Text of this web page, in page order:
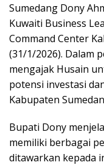
Sumedang Dony
Kuwaiti Business
Command Center
(31/1/2026). Dalam
mengajak Husain
potensi investasi
Kabupaten
Bupati Dony
memiliki berbagai
ditawarkan kepada